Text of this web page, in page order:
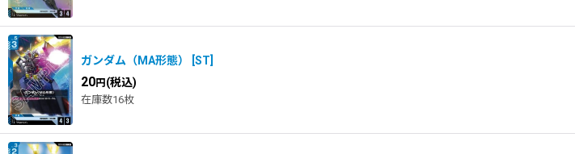
ガンダム（MA形態） ST
20円 (税込)
在庫数16枚